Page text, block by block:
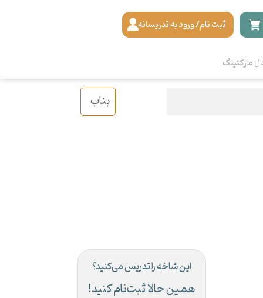
ثبت نام/ ورود به تدریسانه
مارکتینگ
بناب
این شاخه را تدریس می‌کنید؟
همین حالا ثبت‌نام کنید!